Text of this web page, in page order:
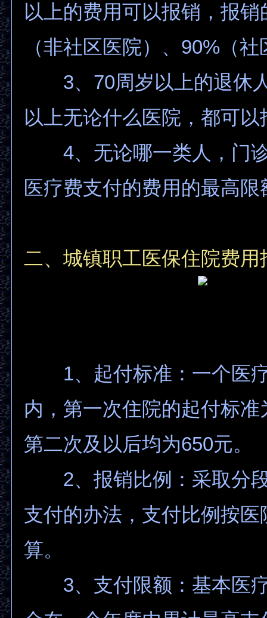
以上的费用可以报销，报
（非社区医院）、90%（
3、70周岁以上的退休
以上无论什么医院，都可以
4、无论哪一类人，门
医疗费支付的费用的最高限
二、城镇职工医保住院费用
1、起付标准：一个医
内，第一次住院的起付标准
第二次及以后均为650元。
2、报销比例：采取分
支付的办法，支付比例按医
算。
3、支付限额：基本医